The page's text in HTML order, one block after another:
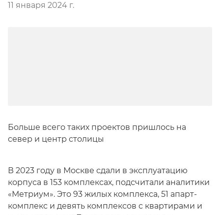
11 января 2024 г.
Больше всего таких проектов пришлось на
север и центр столицы
В 2023 году в Москве сдали в эксплуатацию
корпуса в 153 комплексах, подсчитали аналитики
«Метриум». Это 93 жилых комплекса, 51 апарт-
комплекс и девять комплексов с квартирами и